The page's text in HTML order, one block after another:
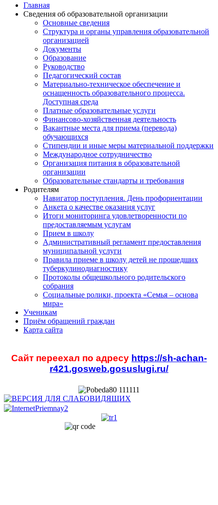
Главная
Сведения об образовательной организации
Основные сведения
Структура и органы управления образовательной
организацией
Документы
Образование
Руководство
Педагогический состав
Материально-техническое обеспечение и
оснащенность образовательного процесса.
Доступная среда
Платные образовательные услуги
Финансово-хозяйственная деятельность
Вакантные места для приема (перевода)
обучающихся
Стипендии и иные меры материальной поддержки
Международное сотрудничество
Организация питания в образовательной
организации
Образовательные стандарты и требования
Родителям
Навигатор поступления. День профориентации
Анкета о качестве оказания услуг
Итоги мониторинга удовлетворенности по
предоставляемым услугам
Прием в школу
Административный регламент предоставления
муниципальной услуги
Правила приеме в школу детей не прошедших
туберкулинодиагностику
Протоколы общешкольного родительского
собрания
Социальные ролики, проекта «Семья – основа
мира»
Ученикам
Приём обращений граждан
Карта сайта
Сайт переехал по адресу https://sh-achan-
r421.gosweb.gosuslugi.ru/